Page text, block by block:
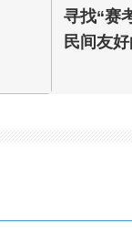
寻找“赛
民间友